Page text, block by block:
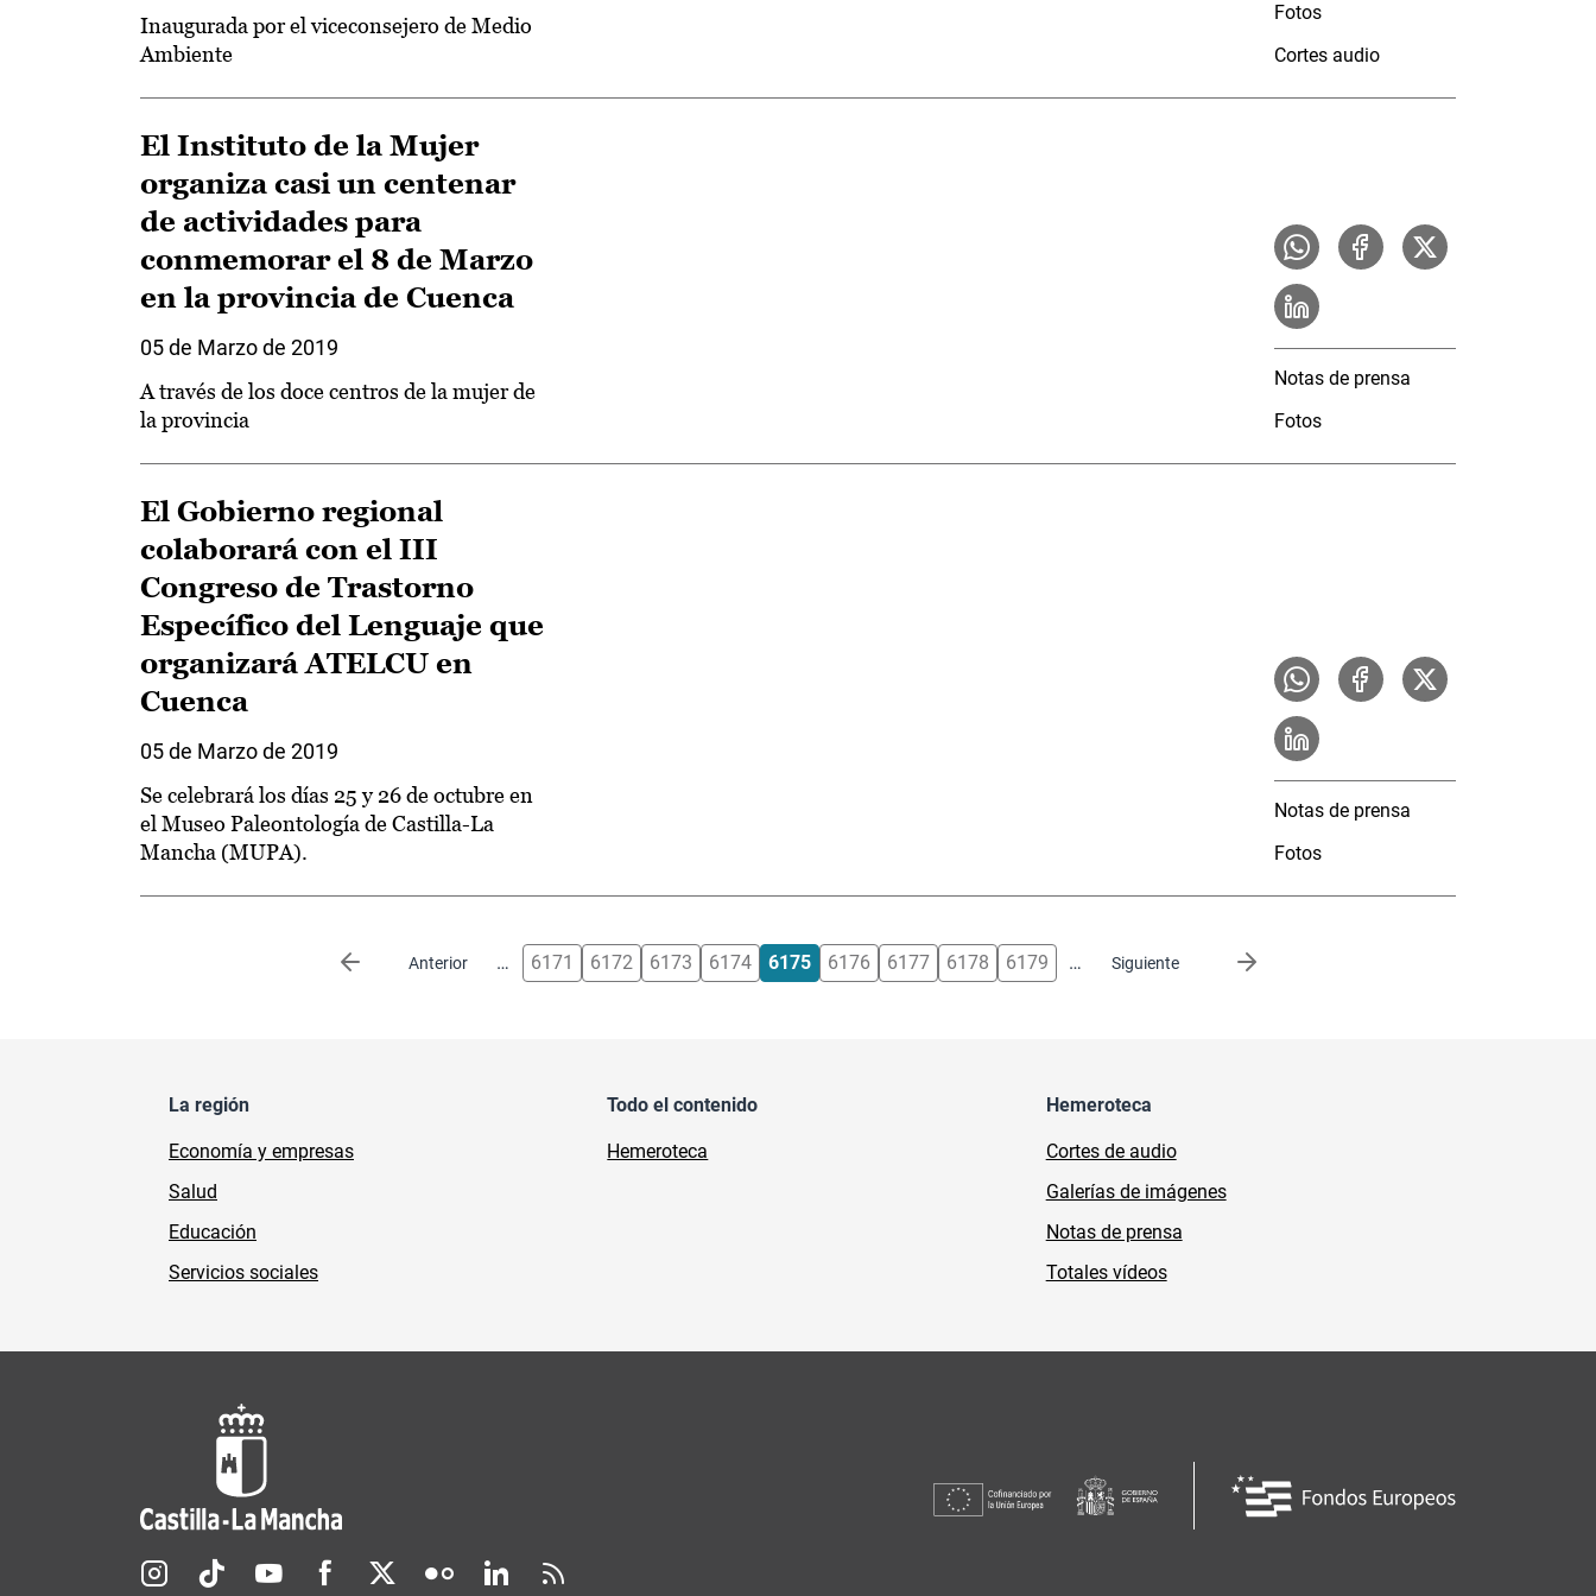
Inaugurada por el viceconsejero de Medio
Ambiente
Fotos
Cortes audio
El Instituto de la Mujer
organiza casi un centenar
de actividades para
conmemorar el 8 de Marzo
en la provincia de Cuenca
05 de Marzo de 2019
A través de los doce centros de la mujer de
la provincia
Notas de prensa
Fotos
El Gobierno regional
colaborará con el III
Congreso de Trastorno
Específico del Lenguaje que
organizará ATELCU en
Cuenca
05 de Marzo de 2019
Se celebrará los días 25 y 26 de octubre en
el Museo Paleontología de Castilla-La
Mancha (MUPA).
Notas de prensa
Fotos
Anterior
Página anterior … 6171 6172 6173 6174 6175 6176 6177 6178 6179 … Siguiente
Siguiente página
La región
Economía y empresas
Salud
Educación
Servicios sociales
Todo el contenido
Hemeroteca
Hemeroteca
Cortes de audio
Galerías de imágenes
Notas de prensa
Totales vídeos
Redes sociales JCCM